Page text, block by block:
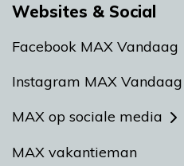
Websites & Social
Facebook MAX Vandaag
Instagram MAX Vandaag
MAX op sociale media
MAX vakantieman